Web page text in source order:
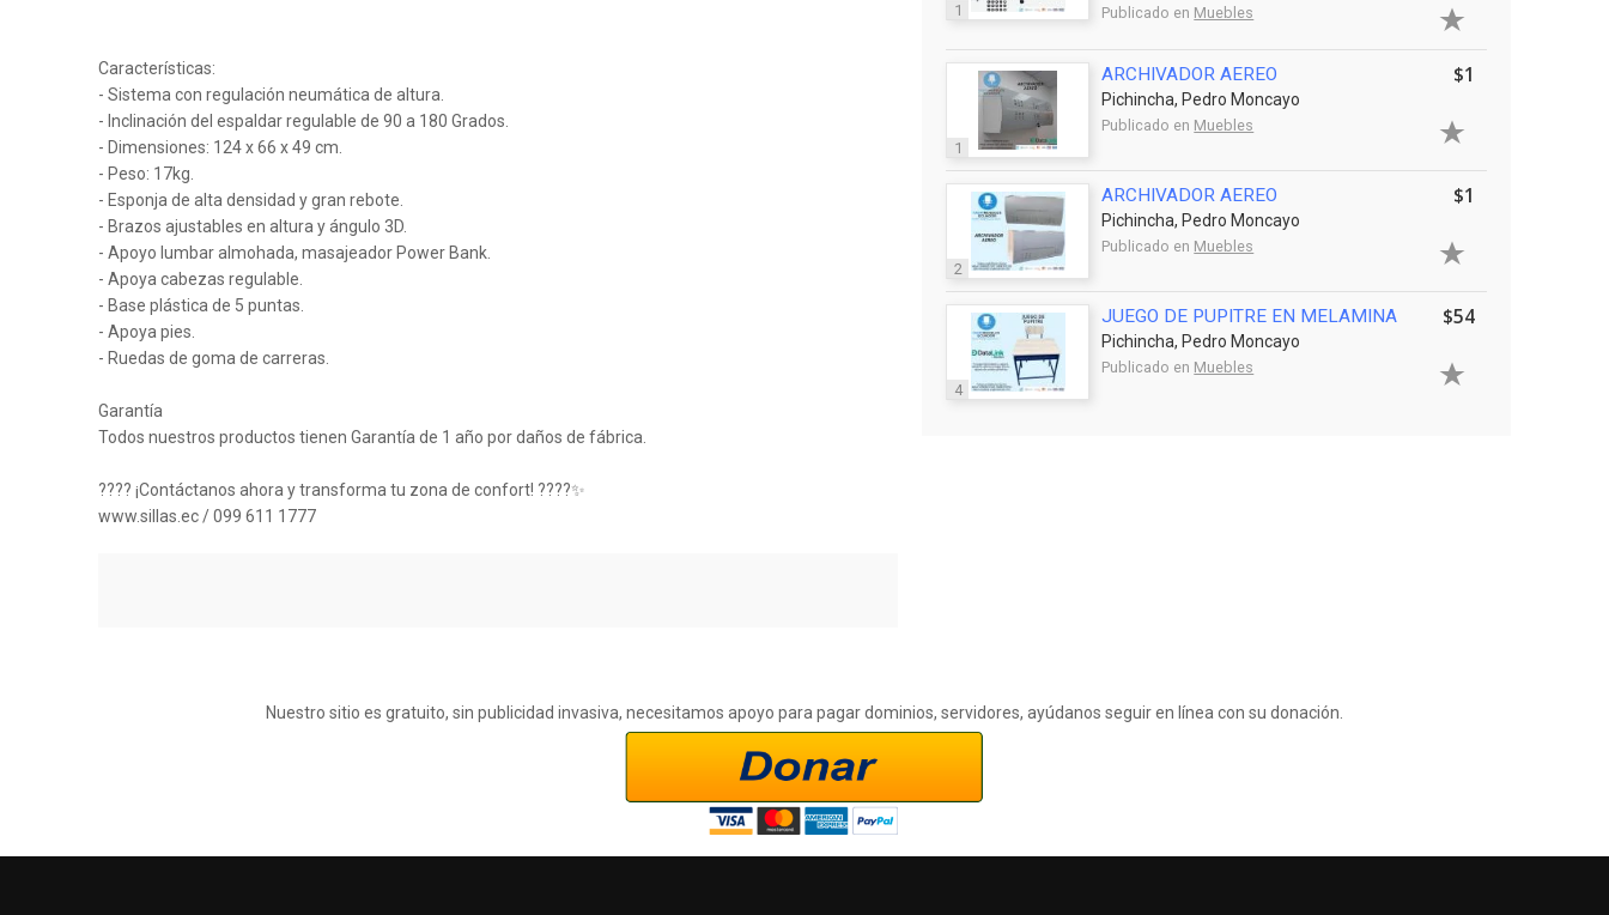
Características:
- Sistema con regulación neumática de altura.
- Inclinación del espaldar regulable de 90 a 180 Grados.
- Dimensiones: 124 x 66 x 49 cm.
- Peso: 17kg.
- Esponja de alta densidad y gran rebote.
- Brazos ajustables en altura y ángulo 3D.
- Apoyo lumbar almohada, masajeador Power Bank.
- Apoya cabezas regulable.
- Base plástica de 5 puntas.
- Apoya pies.
- Ruedas de goma de carreras.
Garantía
Todos nuestros productos tienen Garantía de 1 año por daños de fábrica.
???? ¡Contáctanos ahora y transforma tu zona de confort! ????✨
www.sillas.ec / 099 611 1777
1 Publicado en Muebles
1
ARCHIVADOR AEREO
Pichincha, Pedro Moncayo
Publicado en Muebles
$1
2
ARCHIVADOR AEREO
Pichincha, Pedro Moncayo
Publicado en Muebles
$1
4
JUEGO DE PUPITRE EN MELAMINA
Pichincha, Pedro Moncayo
Publicado en Muebles
$54
Nuestro sitio es gratuito, sin publicidad invasiva, necesitamos apoyo para pagar dominios, servidores, ayúdanos seguir en línea con su donación.